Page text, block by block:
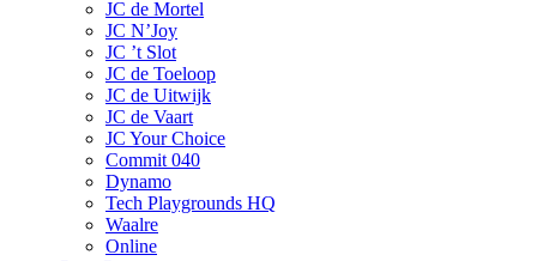
JC de Mortel
JC N’Joy
JC ’t Slot
JC de Toeloop
JC de Uitwijk
JC de Vaart
JC Your Choice
Commit 040
Dynamo
Tech Playgrounds HQ
Waalre
Online